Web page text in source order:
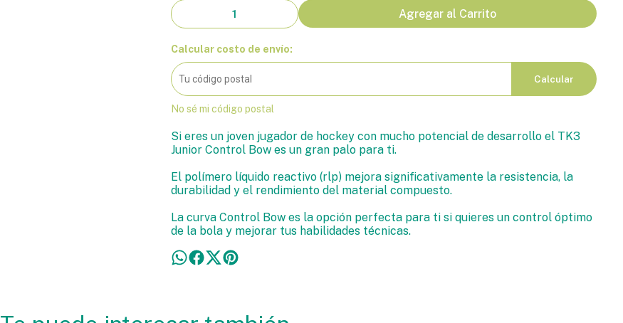
Agregar al Carrito
Calcular costo de envío:
Calcular
No sé mi código postal
Si eres un joven jugador de hockey con mucho potencial de desarrollo el TK3
Junior Control Bow es un gran palo para ti.
El polímero líquido reactivo (rlp) mejora significativamente la resistencia, la
durabilidad y el rendimiento del material compuesto.
La curva Control Bow es la opción perfecta para ti si quieres un control óptimo
de la bola y mejorar tus habilidades técnicas.